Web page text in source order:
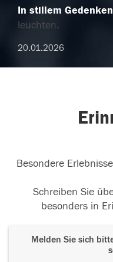
In stillem Gedenken
leuchten.
20.01.2026
Besondere
Schreiben Sie
besonders in
Melden Sie sich